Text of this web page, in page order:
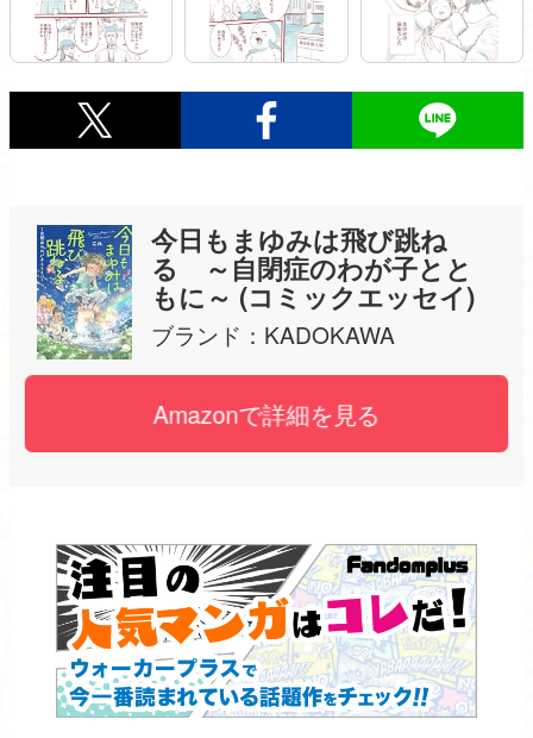
今日もまゆみは飛び跳ね
る ～自閉症のわが子とと
もに～ (コミックエッセイ)
ブランド： KADOKAWA
Amazonで詳細を見る